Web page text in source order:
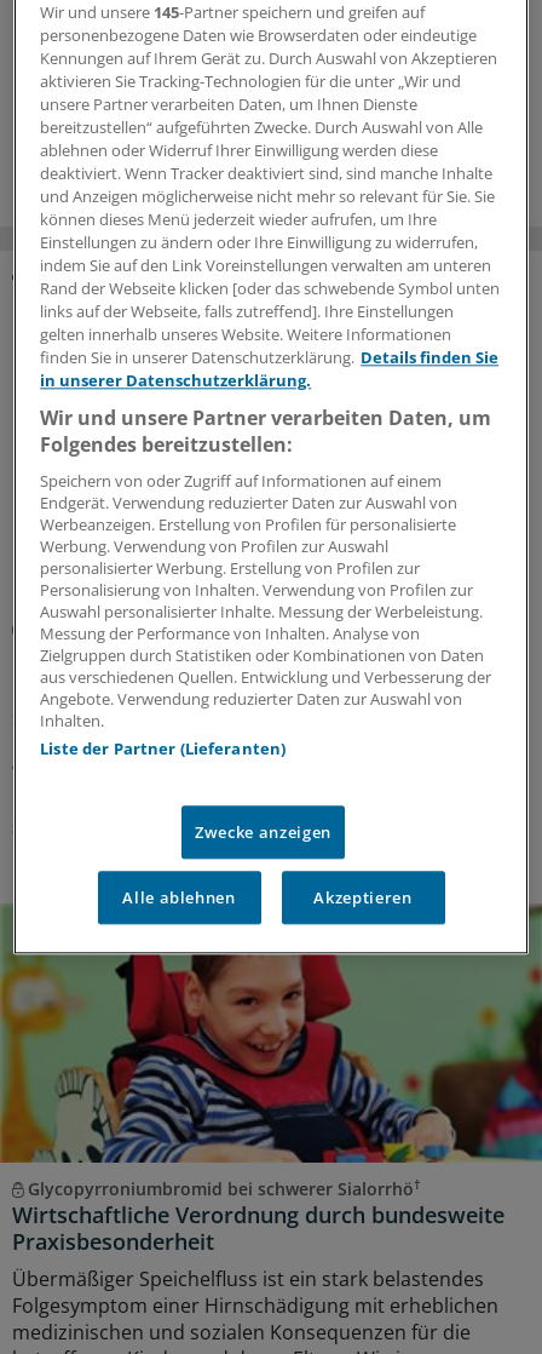
SONDERBERICHTE ZUM THEMA
Unternehmen im Fokus
Flexible und ökonomische OP-Tischsysteme
Die Anforderungen an die OP-Ausstattung nehmen
ständig zu. Die Firma Getinge als Komplettausstatter für
den Operationssaal trägt dem Rechnung. Zum einen
wird ein umfassendes und modernes Maquet OP-Tisch-
Mit freundlicher Unterstützung von:
Glycopyrroniumbromid bei schwerer Sialorrhö†
Wirtschaftliche Verordnung durch bundesweite
Praxisbesonderheit
Übermäßiger Speichelfluss ist ein stark belastendes
Folgesymptom einer Hirnschädigung mit erheblichen
medizinischen und sozialen Konsequenzen für die
Wir und unsere 145-Partner speichern und greifen auf
personenbezogene Daten wie Browserdaten oder eindeutige
Kennungen auf Ihrem Gerät zu. Durch Auswahl von Akzeptieren
aktivieren Sie Tracking-Technologien für die unter „Wir und
unsere Partner verarbeiten Daten, um Ihnen Dienste
bereitzustellen“ aufgeführten Zwecke. Durch Auswahl von Alle
ablehnen oder Widerruf Ihrer Einwilligung werden diese
deaktiviert. Wenn Tracker deaktiviert sind, sind manche Inhalte
und Anzeigen möglicherweise nicht mehr so relevant für Sie. Sie
können dieses Menü jederzeit wieder aufrufen, um Ihre
Einstellungen zu ändern oder Ihre Einwilligung zu widerrufen,
indem Sie auf den Link Voreinstellungen verwalten am unteren
Rand der Webseite klicken [oder das schwebende Symbol unten
links auf der Webseite, falls zutreffend]. Ihre Einstellungen
gelten innerhalb unseres Website. Weitere Informationen
finden Sie in unserer Datenschutzerklärung. Details finden Sie
in unserer Datenschutzerklärung.
Wir und unsere Partner verarbeiten Daten, um
Folgendes bereitzustellen:
Speichern von oder Zugriff auf Informationen auf einem
Endgerät. Verwendung reduzierter Daten zur Auswahl von
Werbeanzeigen. Erstellung von Profilen für personalisierte
Werbung. Verwendung von Profilen zur Auswahl
personalisierter Werbung. Erstellung von Profilen zur
Personalisierung von Inhalten. Verwendung von Profilen zur
Auswahl personalisierter Inhalte. Messung der Werbeleistung.
Messung der Performance von Inhalten. Analyse von
Zielgruppen durch Statistiken oder Kombinationen von Daten
aus verschiedenen Quellen. Entwicklung und Verbesserung der
Angebote. Verwendung reduzierter Daten zur Auswahl von
Inhalten.
Liste der Partner (Lieferanten)
Zwecke anzeigen
Alle ablehnen Akzeptieren